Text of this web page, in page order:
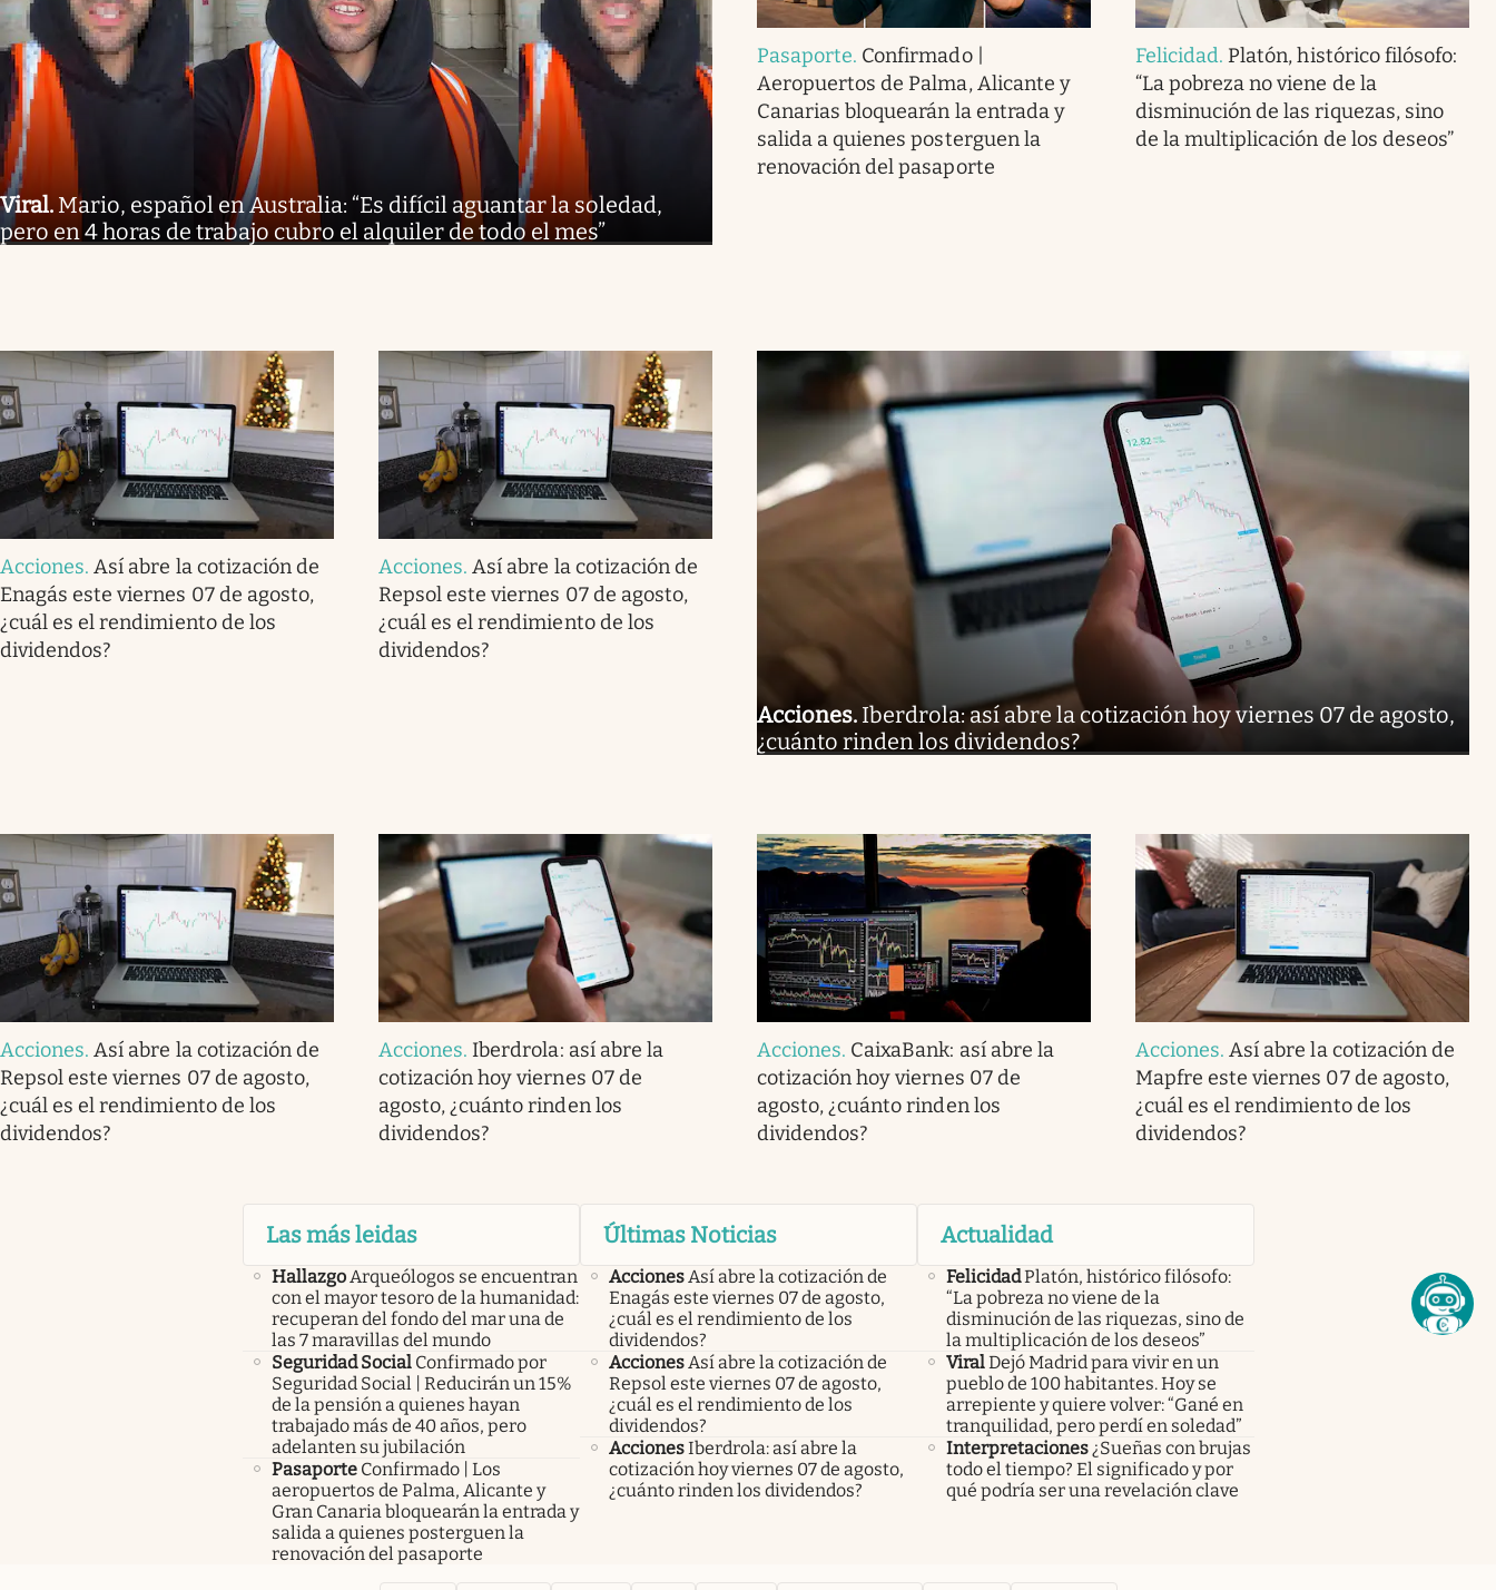
Viral. Mario, español en Australia: “Es difícil aguantar la soledad,
pero en 4 horas de trabajo cubro el alquiler de todo el mes”
Pasaporte. Confirmado |
Aeropuertos de Palma, Alicante y
Canarias bloquearán la entrada y
salida a quienes posterguen la
renovación del pasaporte
Felicidad. Platón, histórico filósofo:
“La pobreza no viene de la
disminución de las riquezas, sino
de la multiplicación de los deseos”
Acciones.Así abre la cotización de
Enagás este viernes 07 de agosto,
¿cuál es el rendimiento de los
dividendos?
Acciones.Así abre la cotización de
Repsol este viernes 07 de agosto,
¿cuál es el rendimiento de los
dividendos?
Acciones. Iberdrola: así abre la cotización hoy viernes 07 de agosto,
¿cuánto rinden los dividendos?
Acciones.Así abre la cotización de
Repsol este viernes 07 de agosto,
¿cuál es el rendimiento de los
dividendos?
Acciones. Iberdrola: así abre la
cotización hoy viernes 07 de
agosto, ¿cuánto rinden los
dividendos?
Acciones. CaixaBank: así abre la
cotización hoy viernes 07 de
agosto, ¿cuánto rinden los
dividendos?
Acciones.Así abre la cotización de
Mapfre este viernes 07 de agosto,
¿cuál es el rendimiento de los
dividendos?
Las más leidas
HallazgoArqueólogos se encuentran
con el mayor tesoro de la humanidad:
recuperan del fondo del mar una de
las 7 maravillas del mundo
Seguridad Social Confirmado por
Seguridad Social | Reducirán un 15%
de la pensión a quienes hayan
trabajado más de 40 años, pero
adelanten su jubilación
Pasaporte Confirmado | Los
aeropuertos de Palma, Alicante y
Gran Canaria bloquearán la entrada y
salida a quienes posterguen la
renovación del pasaporte
Últimas Noticias
AccionesAsí abre la cotización de
Enagás este viernes 07 de agosto,
¿cuál es el rendimiento de los
dividendos?
AccionesAsí abre la cotización de
Repsol este viernes 07 de agosto,
¿cuál es el rendimiento de los
dividendos?
AccionesIberdrola: así abre la
cotización hoy viernes 07 de agosto,
¿cuánto rinden los dividendos?
Actualidad
FelicidadPlatón, histórico filósofo:
“La pobreza no viene de la
disminución de las riquezas, sino de
la multiplicación de los deseos”
ViralDejó Madrid para vivir en un
pueblo de 100 habitantes. Hoy se
arrepiente y quiere volver: “Gané en
tranquilidad, pero perdí en soledad”
Interpretaciones¿Sueñas con brujas
todo el tiempo? El significado y por
qué podría ser una revelación clave